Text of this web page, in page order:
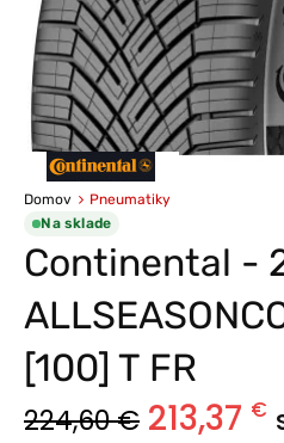
Domov
Pneumatiky
Na sklade
Continental -
[100] T FR
224,60€ 213,37 €